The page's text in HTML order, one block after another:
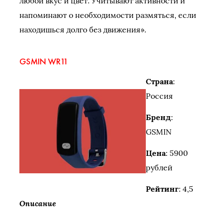
напоминают о необходимости размяться, если
находишься долго без движения».
GSMIN WR11
Страна:
Россия
Бренд:
GSMIN
Цена: 5900
рублей
Рейтинг: 4,5
Описание